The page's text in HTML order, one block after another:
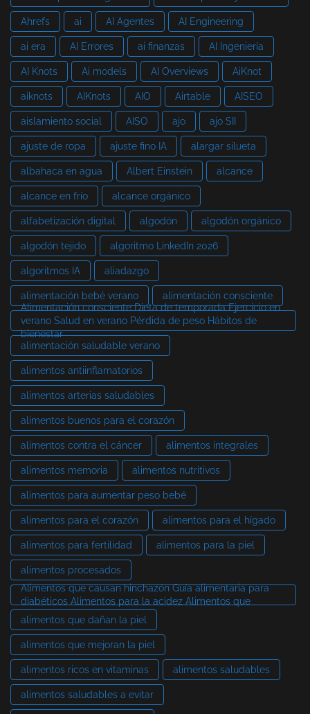
Ahrefs ai AI Agentes AI Engineering
ai era AI Errores ai finanzas AI Ingeniería
AI Knots Ai models AI Overviews AiKnot
aiknots AIKnots AIO Airtable AISEO
aislamiento social AISO ajo ajo SII
ajuste de ropa ajuste fino IA alargar silueta
albahaca en agua Albert Einstein alcance
alcance en frío alcance orgánico
alfabetización digital algodón algodón orgánico
algodón tejido algoritmo LinkedIn 2026
algoritmos IA aliadazgo
alimentación bebé verano
alimentación consciente
Alimentación consciente Dieta de temporada Ejercicio en
verano Salud en verano Pérdida de peso Hábitos de
bienestar
alimentación saludable verano
alimentos antiinflamatorios
alimentos arterias saludables
alimentos buenos para el corazón
alimentos contra el cáncer alimentos integrales
alimentos memoria alimentos nutritivos
alimentos para aumentar peso bebé
alimentos para el corazón alimentos para el hígado
alimentos para fertilidad alimentos para la piel
alimentos procesados
Alimentos que causan hinchazón Guía alimentaria para
diabéticos Alimentos para la acidez Alimentos que
alimentos que dañan la piel
alimentos que mejoran la piel
alimentos ricos en vitaminas alimentos saludables
alimentos saludables a evitar